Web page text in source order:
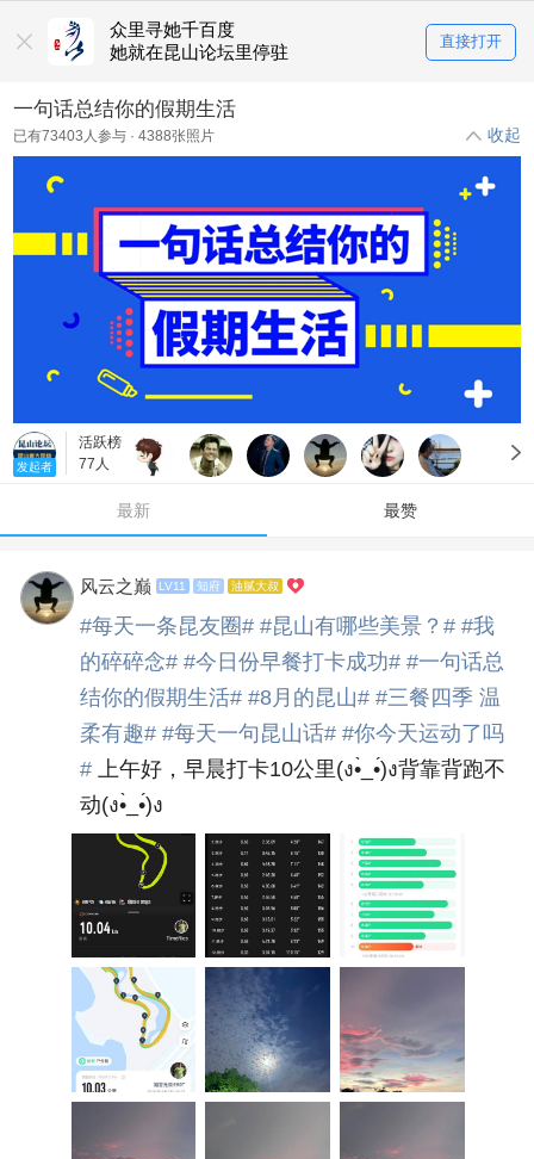
众里寻她千百度
她就在昆山论坛里停驻
直接打开
一句话总结你的假期生活
已有73403 人参与 · 4388张照片 收起
发起者
活跃榜
77人
最新 最赞
风云之巅 LV11 知府 油腻大叔
#每天一条昆友圈# #昆山有哪些美景？# #我
的碎碎念# #今日份早餐打卡成功# #一句话总
结你的假期生活# #8月的昆山# #三餐四季 温
柔有趣# #每天一句昆山话# #你今天运动了吗
# 上午好，早晨打卡10公里(ง•̀_•́)ง背靠背跑不
动(ง•̀_•́)ง